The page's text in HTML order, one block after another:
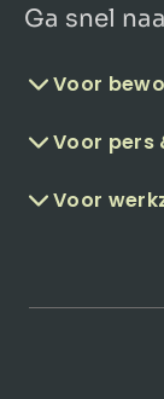
Ga snel
Voor
Voor pers
Voor